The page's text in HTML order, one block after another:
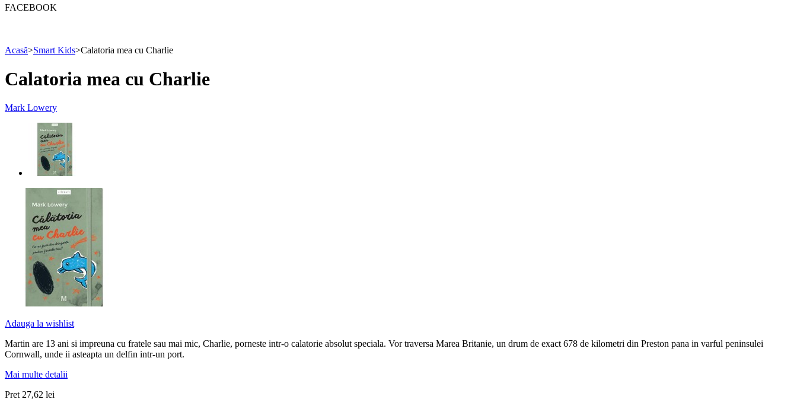
FACEBOOK
Acasă>Smart Kids>Calatoria mea cu Charlie
Calatoria mea cu Charlie
Mark Lowery
Adauga la wishlist
Martin are 13 ani si impreuna cu fratele sau mai mic, Charlie, porneste intr-o calatorie absolut speciala. Vor traversa Marea Britanie, un drum de exact 678 de kilometri din Preston pana in varful peninsulei
Cornwall, unde ii asteapta un delfin intr-un port.
Mai multe detalii
Pret 27,62 lei